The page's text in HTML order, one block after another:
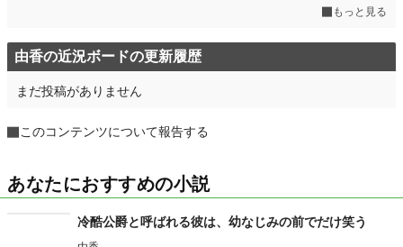
もっと見る
由香の近況ボードの更新履歴
まだ投稿がありません
このコンテンツについて報告する
あなたにおすすめの小説
冷酷公爵と呼ばれる彼は、幼なじみの前でだけ笑う